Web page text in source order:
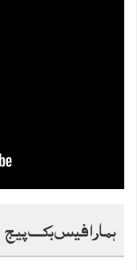
ہمارا فیس بک پیج